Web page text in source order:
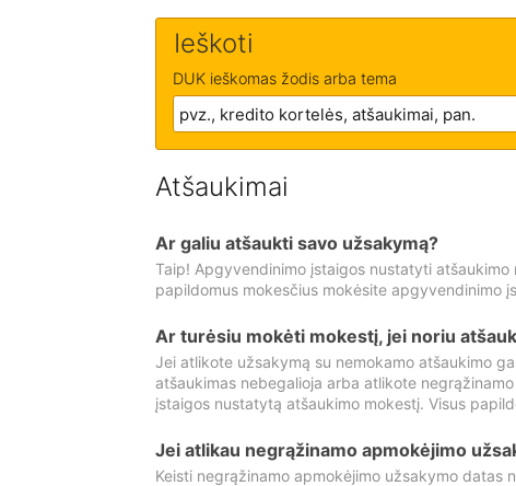
Ieškoti
DUK ieškomas žodis arba tema
Atšaukimai
Ar galiu atšaukti savo užsakymą?
Taip! Apgyvendinimo įstaigos nustatyti
papildomus mokesčius mokėsite apgyvendinimo
Ar turėsiu mokėti mokestį, jei noriu
Jei atlikote užsakymą su nemokamo atšaukimo
atšaukimas nebegalioja arba atlikote
įstaigos nustatytą atšaukimo mokestį. Visus
Jei atlikau negrąžinamo apmokėjimo
Keisti negrąžinamo apmokėjimo užsakymo